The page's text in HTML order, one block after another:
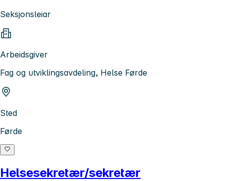
Seksjonsleiar
Arbeidsgiver
Fag og utviklingsavdeling, Helse Førde
Sted
Førde
Helsesekretær/sekretær